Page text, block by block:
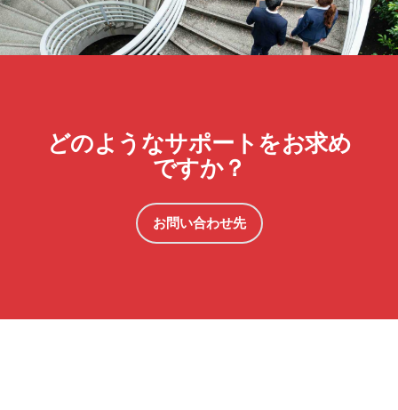
どのようなサポートをお求め
ですか？
お問い合わせ先